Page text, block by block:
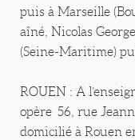
puis à Marseille
aîné, Nicolas
(Seine-Maritime)
ROUEN : A
opère 56, rue
domicilié à Rouen